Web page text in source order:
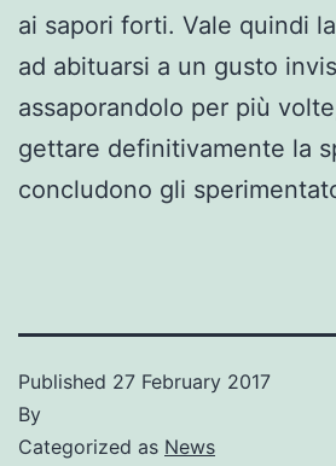
ai sapori forti. Vale quindi
ad abituarsi a un gusto
assaporandolo per più
gettare definitivamente la
concludono gli
Published 27 February 2017
By
Categorized as News